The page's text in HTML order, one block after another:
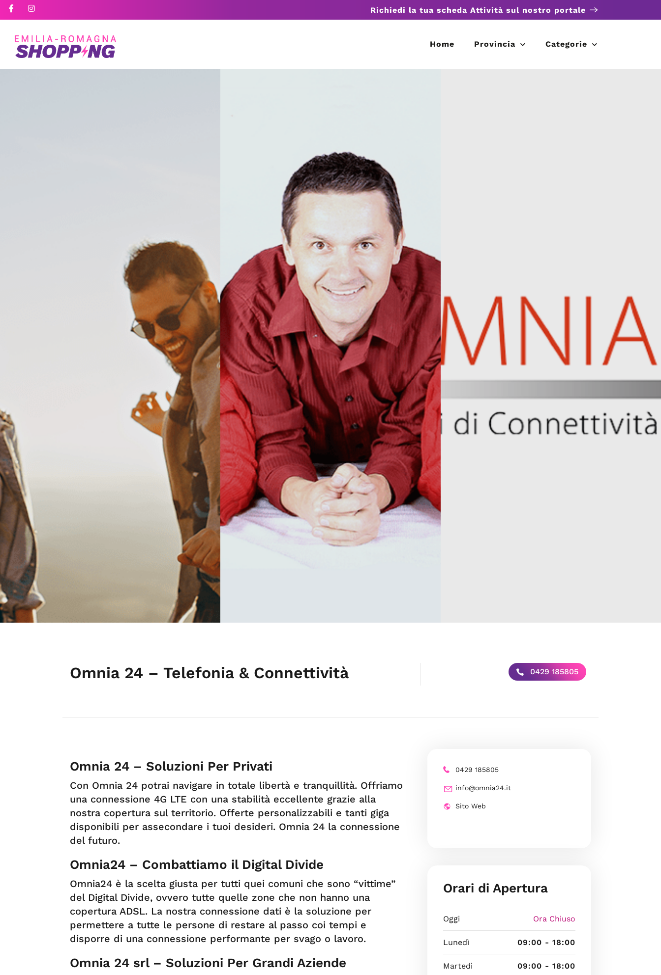
Richiedi la tua scheda Attività sul nostro portale
Home Provincia Categorie
Omnia 24 – Telefonia & Connettività 0429 185805
Omnia 24 – Soluzioni Per Privati
Con Omnia 24 potrai navigare in totale libertà e tranquillità. Offriamo
una connessione 4G LTE con una stabilità eccellente grazie alla
nostra copertura sul territorio. Offerte personalizzabili e tanti giga
disponibili per assecondare i tuoi desideri. Omnia 24 la connessione
del futuro.
Omnia24 – Combattiamo il Digital Divide
Omnia24 è la scelta giusta per tutti quei comuni che sono “vittime”
del Digital Divide, ovvero tutte quelle zone che non hanno una
copertura ADSL. La nostra connessione dati è la soluzione per
permettere a tutte le persone di restare al passo coi tempi e
disporre di una connessione performante per svago o lavoro.
Omnia 24 srl – Soluzioni Per Grandi Aziende
0429 185805
info@omnia24.it
Sito Web
Orari di Apertura
Oggi Ora Chiuso
Lunedì 09:00 - 18:00
Martedì 09:00 - 18:00